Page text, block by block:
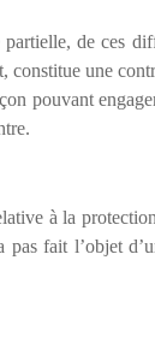
de ces
une
pouvant
à la protection
fait l’objet